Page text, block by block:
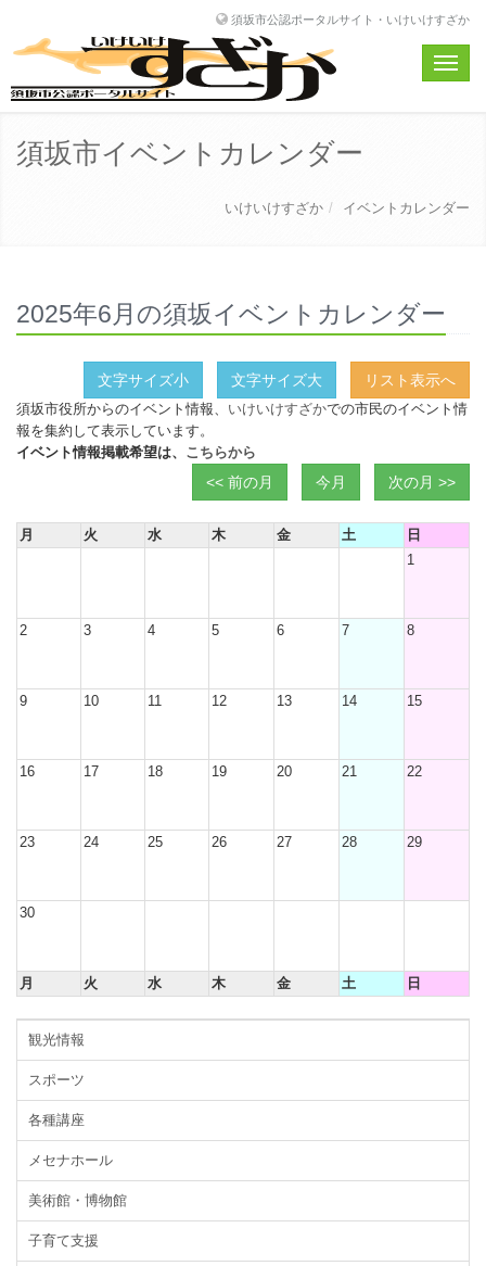
須坂市公認ポータルサイト・いけいけすざか
Toggle
須坂市イベントカレンダー
いけいけすざか イベントカレンダー
2025年6月の須坂イベントカレンダー
文字サイズ小 文字サイズ大 リスト表示へ
須坂市役所からのイベント情報、 いけいけすざかでの市民のイベント情
報を集約して表示しています。
イベント情報掲載希望は、 こちらから
<< 前の月 今月 次の月 >>
月 火 水 木 金 土
日
1
2 3 4 5 6 7 8
9 10 11 12 13 14 15
16 17 18 19 20 21 22
23 24 25 26 27 28 29
30
月 火 水 木 金 土 日
観光情報
スポーツ
各種講座
メセナホール
美術館・博物館
子育て支援